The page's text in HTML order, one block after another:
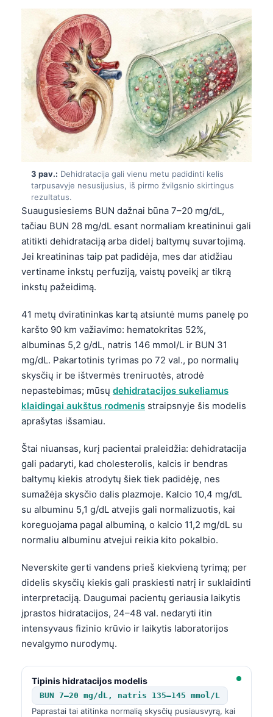
3 pav.: Dehidratacija gali vienu metu padidinti kelis
tarpusavyje nesusijusius, iš pirmo žvilgsnio skirtingus
rezultatus.
Suaugusiesiems BUN dažnai būna 7–20 mg/dL,
tačiau BUN 28 mg/dL esant normaliam kreatininui gali
atitikti dehidrataciją arba didelį baltymų suvartojimą.
Jei kreatininas taip pat padidėja, mes dar atidžiau
vertiname inkstų perfuziją, vaistų poveikį ar tikrą
inkstų pažeidimą.
41 metų dviratininkas kartą atsiuntė mums panelę po
karšto 90 km važiavimo: hematokritas 52%,
albuminas 5,2 g/dL, natris 146 mmol/L ir BUN 31
mg/dL. Pakartotinis tyrimas po 72 val., po normalių
skysčių ir be ištvermės treniruotės, atrodė
nepastebimas; mūsų dehidratacijos sukeliamus
klaidingai aukštus rodmenis straipsnyje šis modelis
aprašytas išsamiau.
Štai niuansas, kurį pacientai praleidžia: dehidratacija
gali padaryti, kad cholesterolis, kalcis ir bendras
baltymų kiekis atrodytų šiek tiek padidėję, nes
sumažėja skysčio dalis plazmoje. Kalcio 10,4 mg/dL
su albuminu 5,1 g/dL atvejis gali normalizuotis, kai
koreguojama pagal albuminą, o kalcio 11,2 mg/dL su
normaliu albuminu atvejui reikia kito pokalbio.
Neverskite gerti vandens prieš kiekvieną tyrimą; per
didelis skysčių kiekis gali praskiesti natrį ir suklaidinti
interpretaciją. Daugumai pacientų geriausia laikytis
įprastos hidratacijos, 24–48 val. nedaryti itin
intensyvaus fizinio krūvio ir laikytis laboratorijos
nevalgymo nurodymų.
Tipinis hidratacijos modelis
BUN 7–20 mg/dL, natris 135–145 mmol/L
Paprastai tai atitinka normalią skysčių pusiausvyrą, kai